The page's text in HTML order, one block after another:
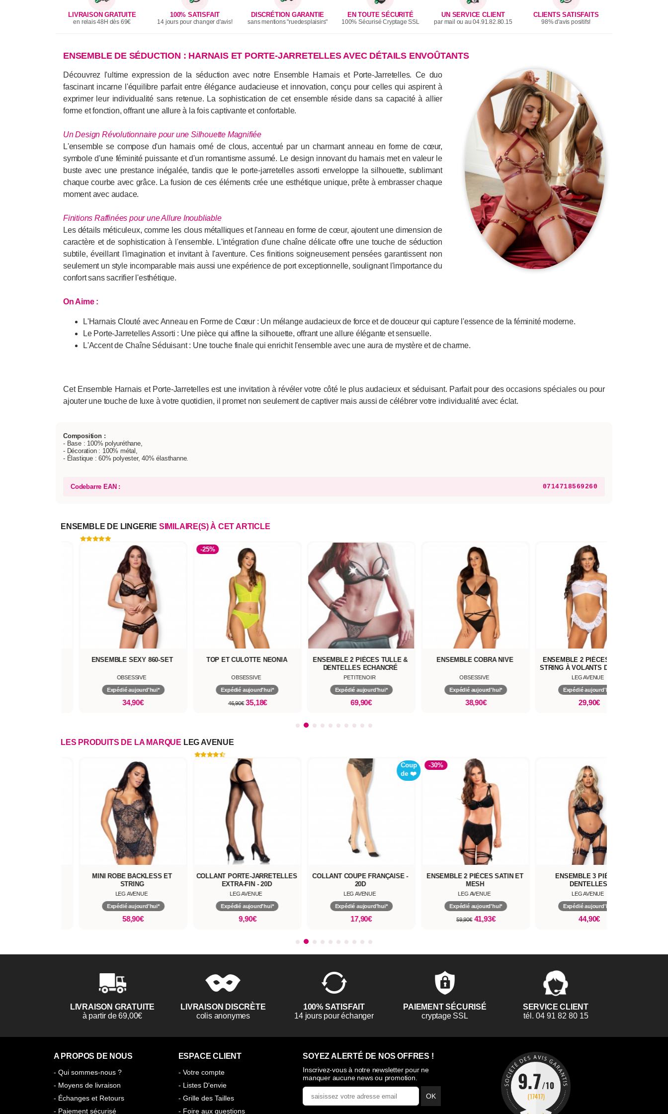
LIVRAISON GRATUITE
en relais 48H dès 69€
100% SATISFAIT
14 jours pour changer d'avis!
DISCRÉTION GARANTIE
sans mentions "ruedesplaisirs"
EN TOUTE SÉCURITÉ
100% Sécurisé Cryptage SSL
UN SERVICE CLIENT
par mail ou au 04.91.82.80.15
CLIENTS SATISFAITS
98% d'avis positifs!
ENSEMBLE DE SÉDUCTION : HARNAIS ET PORTE-JARRETELLES AVEC DÉTAILS ENVOÛTANTS
Découvrez l'ultime expression de la séduction avec notre Ensemble Harnais et Porte-Jarretelles. Ce duo
fascinant incarne l'équilibre parfait entre élégance audacieuse et innovation, conçu pour celles qui aspirent à
exprimer leur individualité sans retenue. La sophistication de cet ensemble réside dans sa capacité à allier
forme et fonction, offrant une allure à la fois captivante et confortable.
Un Design Révolutionnaire pour une Silhouette Magnifiée
L'ensemble se compose d'un harnais orné de clous, accentué par un charmant anneau en forme de cœur,
symbole d'une féminité puissante et d'un romantisme assumé. Le design innovant du harnais met en valeur le
buste avec une prestance inégalée, tandis que le porte-jarretelles assorti enveloppe la silhouette, sublimant
chaque courbe avec grâce. La fusion de ces éléments crée une esthétique unique, prête à embrasser chaque
moment avec audace.
Finitions Raffinées pour une Allure Inoubliable
Les détails méticuleux, comme les clous métalliques et l'anneau en forme de cœur, ajoutent une dimension de
caractère et de sophistication à l'ensemble. L'intégration d'une chaîne délicate offre une touche de séduction
subtile, éveillant l'imagination et invitant à l'aventure. Ces finitions soigneusement pensées garantissent non
seulement un style incomparable mais aussi une expérience de port exceptionnelle, soulignant l'importance du
confort sans sacrifier l'esthétique.
On Aime :
L'Harnais Clouté avec Anneau en Forme de Cœur : Un mélange audacieux de force et de douceur qui capture l'essence de la féminité moderne.
Le Porte-Jarretelles Assorti : Une pièce qui affine la silhouette, offrant une allure élégante et sensuelle.
L'Accent de Chaîne Séduisant : Une touche finale qui enrichit l'ensemble avec une aura de mystère et de charme.
Cet Ensemble Harnais et Porte-Jarretelles est une invitation à révéler votre côté le plus audacieux et séduisant. Parfait pour des occasions spéciales ou pour
ajouter une touche de luxe à votre quotidien, il promet non seulement de captiver mais aussi de célébrer votre individualité avec éclat.
Composition :
- Base : 100% polyuréthane,
- Décoration : 100% métal,
- Élastique : 60% polyester, 40% élasthanne.
Codebarre EAN : 0714718569260
ENSEMBLE DE LINGERIE SIMILAIRE(S) À CET ARTICLE
ENSEMBLE SEXY 860-SET
OBSESSIVE
Expédié aujourd'hui*
34,90€
-25%
TOP ET CULOTTE NEONIA
OBSESSIVE
Expédié aujourd'hui*
46,90€35,18€
ENSEMBLE 2 PIÈCES TULLE &
DENTELLES ECHANCRÉ
PETITENOIR
Expédié aujourd'hui*
69,90€
ENSEMBLE COBRA NIVE
OBSESSIVE
Expédié aujourd'hui*
38,90€
ENSEMBLE 2 PIÈCES TOP ET
STRING À VOLANTS DENTELLE
LEG AVENUE
Expédié aujourd'hui*
29,90€
LES PRODUITS DE LA MARQUE LEG AVENUE
MINI ROBE BACKLESS ET
COLLANT PORTE-JARRETELLES
Expédié aujourd'hui*
COLLANT COUPE FRANÇAISE -
Expédié aujourd'hui*
-30%
Coup
de ❤️
ENSEMBLE 2 PIÈCES SATIN ET
Expédié aujourd'hui*
ENSEMBLE 3 PIÈCES
Expédié aujourd'hui*
ENSEMBLE DE
OPAQUE ET
LIVRAISON GRATUITE
à partir de 69,00€
LIVRAISON DISCRÈTE
colis anonymes
100% SATISFAIT
14 jours pour échanger
PAIEMENT SÉCURISÉ
cryptage SSL
SERVICE CLIENT
tél. 04 91 82 80 15
A PROPOS DE NOUS
- Qui sommes-nous ?
- Moyens de livraison
- Échanges et Retours
- Paiement sécurisé
ESPACE CLIENT
- Votre compte
- Listes D'envie
- Grille des Tailles
- Foire aux questions
SOYEZ ALERTÉ DE NOS OFFRES !
Inscrivez-vous à notre newsletter pour ne
manquer aucune news ou promotion.
OK